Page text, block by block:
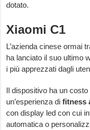
dotato.
Xiaomi C1
L’azienda cinese ormai
ha lanciato il suo ultimo
i più apprezzati dagli
Il dispositivo ha un
un’esperienza difitness
con display led con cui
automatica o